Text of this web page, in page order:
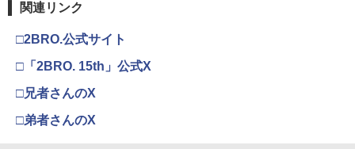
関連リンク
□2BRO.公式サイト
□「2BRO. 15th」公式X
□兄者さんのX
□弟者さんのX